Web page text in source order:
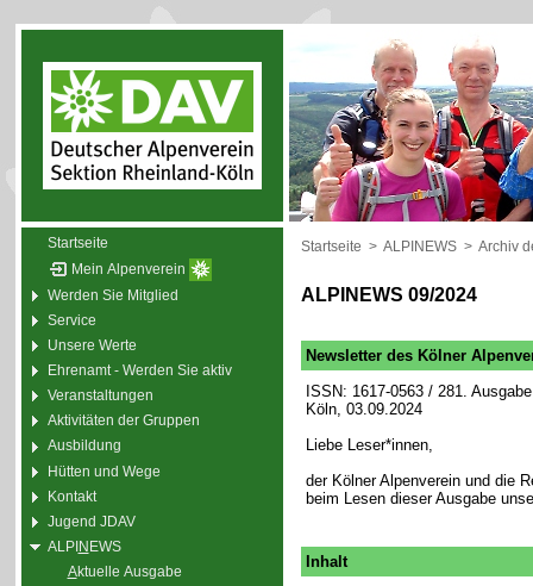
Startseite
Mein Alpenverein
Werden Sie Mitglied
Service
Unsere Werte
Ehrenamt - Werden Sie aktiv
Veranstaltungen
Aktivitäten der Gruppen
Ausbildung
Hütten und Wege
Kontakt
Jugend JDAV
ALPINEWS
Aktuelle Ausgabe
Startseite > ALPINEWS > Archiv
ALPINEWS 09/2024
Newsletter des Kölner
ISSN: 1617-0563 / 281.
Köln, 03.09.2024
Liebe Leser*innen,
der Kölner Alpenverein und die
beim Lesen dieser Ausgabe
Inhalt